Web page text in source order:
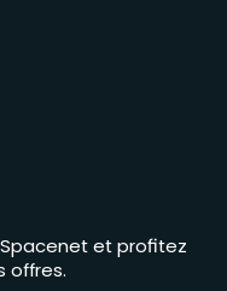
et profitez
offres.